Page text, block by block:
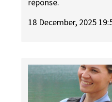
réponse.
18 December, 2025